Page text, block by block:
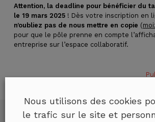
Attention, la deadline pour bénéficier du
le 19 mars 2025 ! Dès votre inscription en
n’oubliez pas de nous mettre en copie (
pour que le pôle prenne en compte
entreprise sur l’espace collaboratif.
Nous utilisons des cookies
le trafic sur le site et